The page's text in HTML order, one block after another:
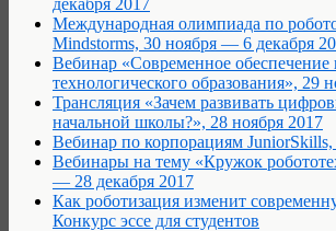
декабря 2017
Международная олимпиада по
Mindstorms, 30 ноября — 6 декабря
Вебинар «Современное обеспечение
технологического образования», 29
Трансляция «Зачем развивать
начальной школы?», 28 ноября 2017
Вебинар по корпорациям JuniorSkills,
Вебинары на тему «Кружок
— 28 декабря 2017
Как роботизация изменит
Конкурс эссе для студентов